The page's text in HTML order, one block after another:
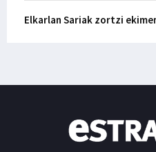
Elkarlan Sariak zortzi